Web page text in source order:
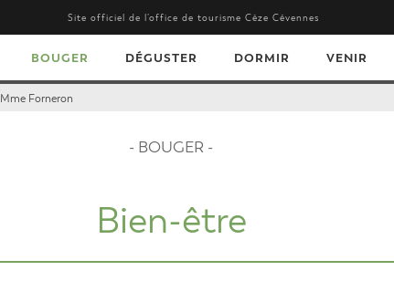
Site officiel de l’office de tourisme Cèze Cévennes
BOUGER DÉGUSTER DORMIR VENIR
Mme Forneron
- BOUGER -
Bien-être